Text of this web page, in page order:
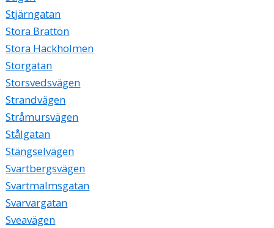
Stjärngatan
Stora Brattön
Stora Hackholmen
Storgatan
Storsvedsvägen
Strandvägen
Stråmursvägen
Stålgatan
Stängselvägen
Svartbergsvägen
Svartmalmsgatan
Svarvargatan
Sveavägen